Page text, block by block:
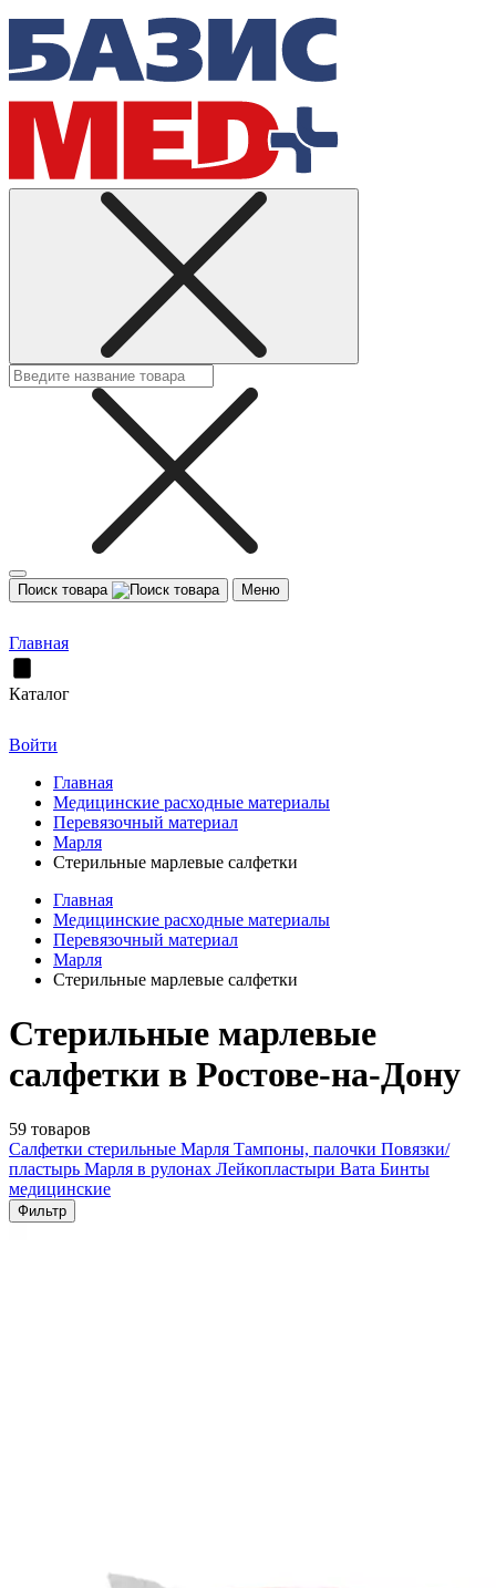
Поиск товара Меню
Главная
Каталог
Войти
Главная
Медицинские расходные материалы
Перевязочный материал
Марля
Стерильные марлевые салфетки
Главная
Медицинские расходные материалы
Перевязочный материал
Марля
Стерильные марлевые салфетки
Стерильные марлевые
салфетки в Ростове-на-Дону
59 товаров
Салфетки стерильные Марля Тампоны, палочки Повязки/
пластырь Марля в рулонах Лейкопластыри Вата Бинты
медицинские
Фильтр